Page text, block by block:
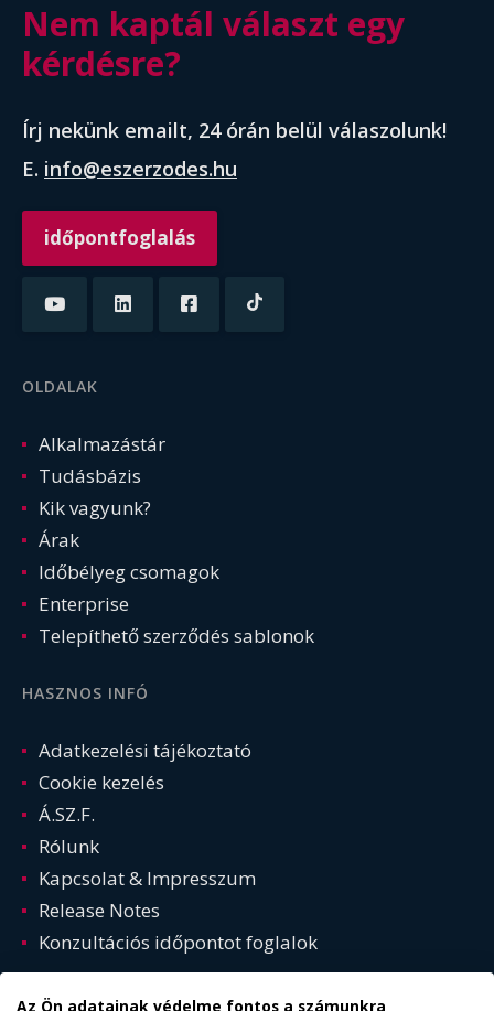
Nem kaptál választ egy
kérdésre?
Írj nekünk emailt, 24 órán belül válaszolunk!
E. info@eszerzodes.hu
időpontfoglalás
OLDALAK
Alkalmazástár
Tudásbázis
Kik vagyunk?
Árak
Időbélyeg csomagok
Enterprise
Telepíthető szerződés sablonok
HASZNOS INFÓ
Adatkezelési tájékoztató
Cookie kezelés
Á.SZ.F.
Rólunk
Kapcsolat & Impresszum
Release Notes
Konzultációs időpontot foglalok
Az Ön adatainak védelme fontos a számunkra